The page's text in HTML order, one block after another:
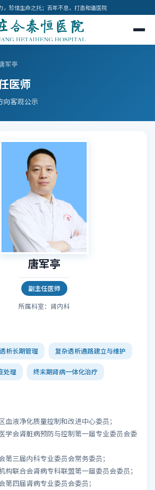
，珍惜生命之托；百年不息，打造和谐医院
军亭
医师
向客观公示
唐军亭
副主任医师
所属科室：肾内科
析长期管理 复杂透析通路建立与维护
处理 终末期肾病一体化治疗
血液净化质量控制和改进中心委员；
学会肾脏病预防与控制第一届专业委员会委
第三届内科专业委员会常务委员；
构联合会肾病专科联盟第一届委员会委员；
第四届肾病专业委员会委员；